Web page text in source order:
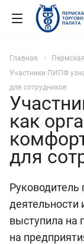
Главная
Участники ПИПФ
для сотрудников
как
для
Руководитель
выступила на
на